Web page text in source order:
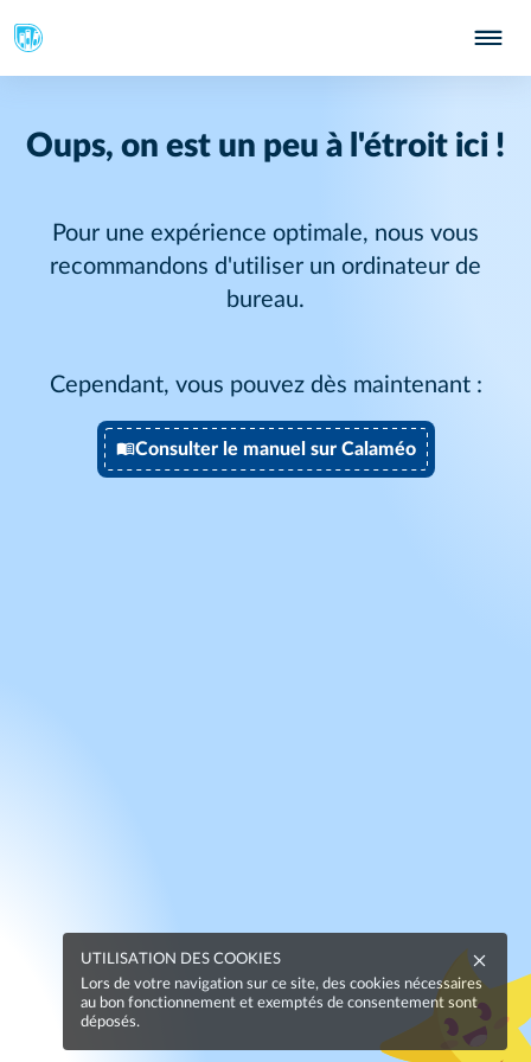
Oups, on est un peu à l'étroit ici !
Pour une expérience optimale, nous vous
recommandons d'utiliser un ordinateur de
bureau.
Cependant, vous pouvez dès maintenant :
Consulter le manuel sur Calaméo
UTILISATION DES COOKIES
Lors de votre navigation sur ce site, des cookies nécessaires
au bon fonctionnement et exemptés de consentement sont
déposés.